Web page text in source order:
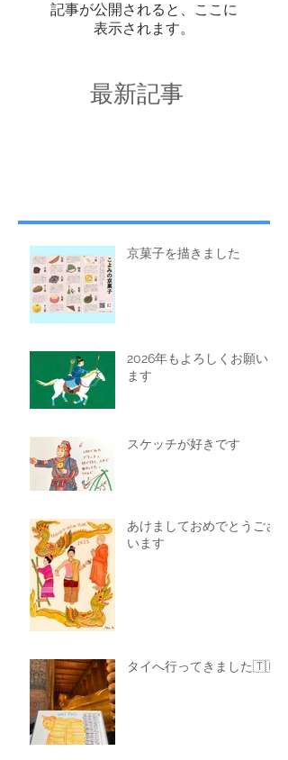
記事が公開されると、ここに
表示されます。
最新記事
京菓子を描きました
2026年もよろしくお願いし
ます
スケッチが好きです
あけましておめでとうござ
います
タイへ行ってきました🇹🇭